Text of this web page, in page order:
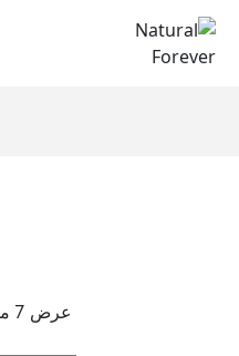
عرض ⁦7⁩ من كل النتائج